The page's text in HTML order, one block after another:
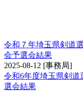
令和７年埼玉県剣道
会予選会結果
2025-08-12 [事務局]
令和6年度埼玉県剣
選会結果